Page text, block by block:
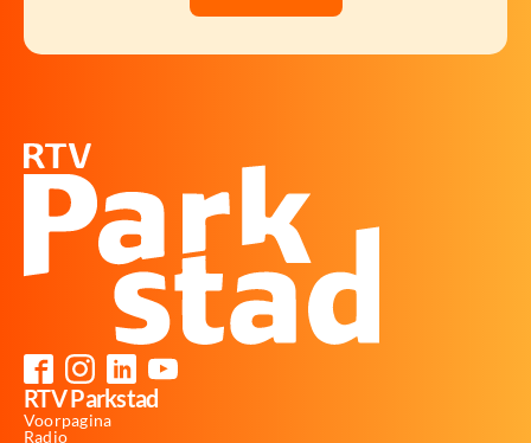
RTV Parkstad
Voorpagina
Radio